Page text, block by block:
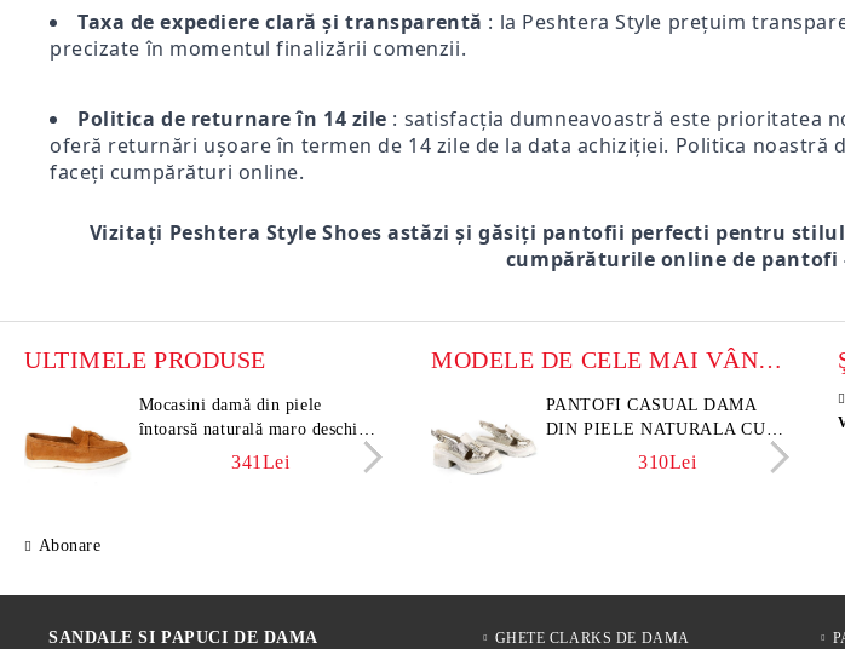
Taxa de expediere clară și transparentă : la Peshtera Style prețuim
precizate în momentul finalizării comenzii.
Politica de returnare în 14 zile : satisfacția dumneavoastră este prioritatea
oferă returnări ușoare în termen de 14 zile de la data achiziției. Politica
faceți cumpărături online.
Vizitați Peshtera Style Shoes astăzi și găsiți pantofii perfecti pentru
cumpărăturile online de pantofi
ULTIMELE PRODUSE
Mocasini damă din piele
întoarsă naturală maro deschis –
341Lei
Mocasini damă din piele
întoarsă naturală maro închis –
Vero Lume
341Lei
Abonare
MODELE DE CELE MAI VÂNZATE
PANTOFI CASUAL DAMA
DIN PIELE NATURALA CU
IMPRIMEU FLORAL -
310Lei
SANDALE SI PAPUCI DE DAMA
GHETE CLARKS DE DAMA